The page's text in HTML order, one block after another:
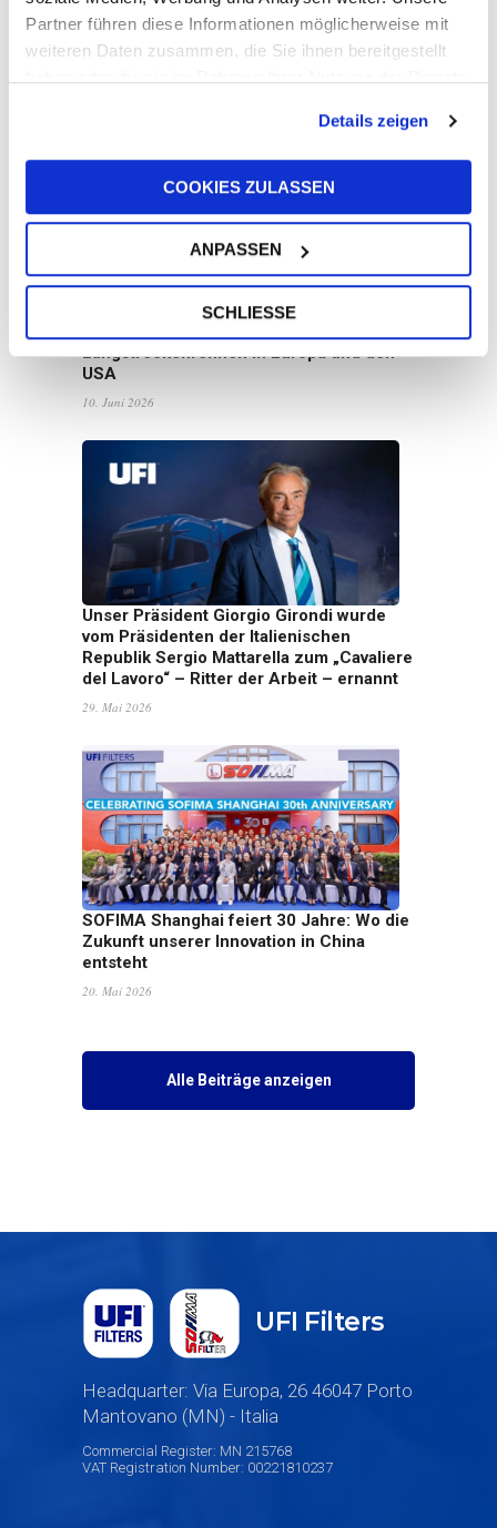
Partner führen diese Informationen möglicherweise mit
weiteren Daten zusammen, die Sie ihnen bereitgestellt
Details zeigen
COOKIES ZULASSEN
ANPASSEN
SCHLIESSE
Die UFI-Gruppe veröffentlicht ihren
mit Weitblick
Langstreckenrennen in Europa und den
USA
10. Juni 2026
Unser Präsident Giorgio Girondi wurde
vom Präsidenten der Italienischen
Republik Sergio Mattarella zum „Cavaliere
del Lavoro“ – Ritter der Arbeit – ernannt
29. Mai 2026
SOFIMA Shanghai feiert 30 Jahre: Wo die
Zukunft unserer Innovation in China
entsteht
20. Mai 2026
Alle Beiträge anzeigen
UFI Filters
Headquarter: Via Europa, 26 46047 Porto
Mantovano (MN) - Italia
Commercial Register: MN 215768
VAT Registration Number: 00221810237